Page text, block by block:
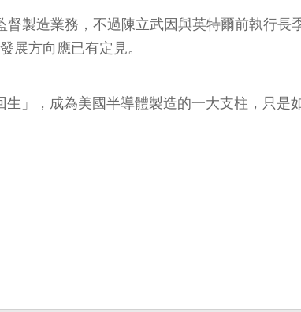
製造業務，不過陳立武因與英特爾前執行長
展方向應已有定見。
」，成為美國半導體製造的一大支柱，只是